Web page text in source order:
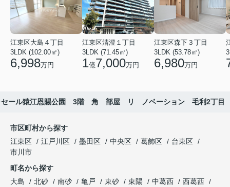
江東区大島４丁目
3LDK (102.00㎡)
6,998万円
江東区清澄１丁目
3LDK (71.45㎡)
1億7,000万円
江東区森下３丁目
3LDK (53.78㎡)
6,980万円
セール猿江恩賜公園 3階 角 部屋 リ ノベーション 毛利2丁目
市区町村から探す
江東区
江戸川区 墨田区 中央区 葛飾区
台東区
市川市
町名から探す
大島
北砂 南砂 亀戸 東砂 東陽 中葛西
西葛西